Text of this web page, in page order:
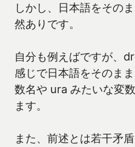
しかし、日本語をその
然ありです。
自分も例えばですが、
感じで日本語をそのま
数名や ura みたいな変
ます。
また、前述とは若干矛